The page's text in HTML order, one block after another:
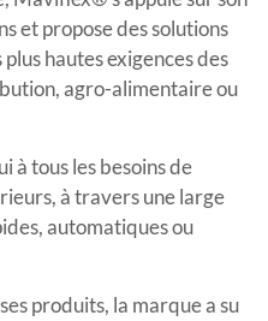
et propose des solutions
hautes exigences des
agro-alimentaire ou
à tous les besoins de
à travers une large
automatiques ou
produits, la marque a su